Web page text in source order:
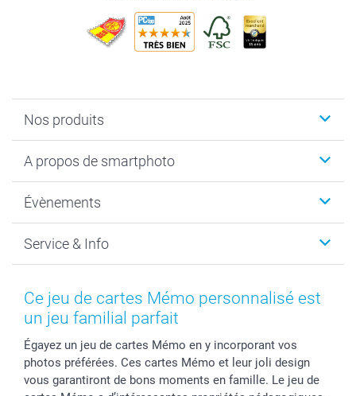
Nos produits
Cadeaux photo
MyNameBook
Développement photo & Tirage photo
Cadres photo & accessoires déco
Calendrier photos & Agendas photo
Chèque Cadeau
A propos de smartphoto
Durabilité
Gestion des cookies
Mentions Légales
Presse
Investor Relations
B2B smartbusiness
Évènements
Nouvel An
Fête des Mères
Fête des Pères
Mariage
Fête d'anniversaire
Service & Info
Tarifs et frais de livraison
Livraison
Modes de Paiement
Identifiez-vous
Ce jeu de cartes Mémo personnalisé est
un jeu familial parfait
Égayez un jeu de cartes Mémo en y incorporant vos
photos préférées. Ces cartes Mémo et leur joli design
vous garantiront de bons moments en famille. Le jeu de